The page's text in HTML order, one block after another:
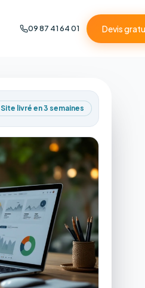
09 87 41 64 01 Devis
Site livré en 3 semaines